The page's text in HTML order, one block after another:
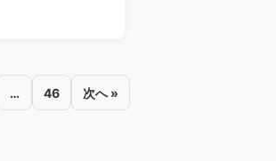
… 46 次へ »